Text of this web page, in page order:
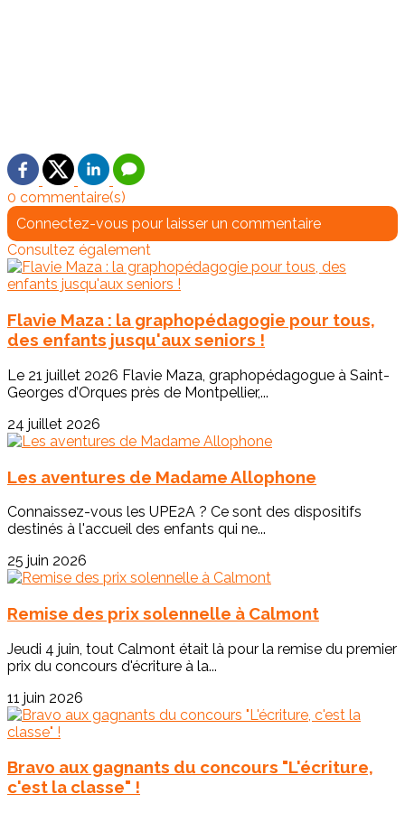
0 commentaire(s)
Connectez-vous pour laisser un commentaire
Consultez également
Flavie Maza : la graphopédagogie pour tous,
des enfants jusqu'aux seniors !
Le 21 juillet 2026 Flavie Maza, graphopédagogue à Saint-
Georges d’Orques près de Montpellier,...
24 juillet 2026
Les aventures de Madame Allophone
Connaissez-vous les UPE2A ? Ce sont des dispositifs
destinés à l'accueil des enfants qui ne...
25 juin 2026
Remise des prix solennelle à Calmont
Jeudi 4 juin, tout Calmont était là pour la remise du premier
prix du concours d'écriture à la...
11 juin 2026
Bravo aux gagnants du concours "L'écriture,
c'est la classe" !